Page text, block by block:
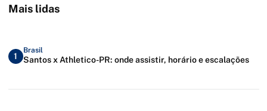
Mais lidas
1
Brasil
Santos x Athletico-PR: onde assistir, horário e escalações